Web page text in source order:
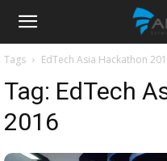
Appota
News
Tags EdTech Asia Hackathon
Tag: EdTech
2016